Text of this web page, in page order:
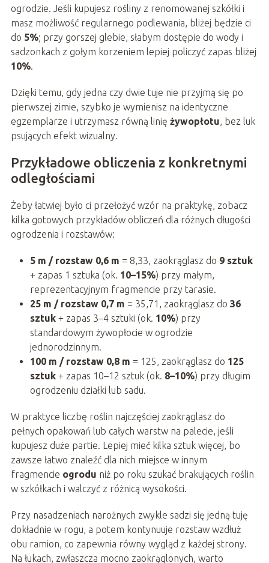
ogrodzie. Jeśli kupujesz rośliny z renomowanej szkółki i
masz możliwość regularnego podlewania, bliżej będzie ci
do 5%; przy gorszej glebie, słabym dostępie do wody i
sadzonkach z gołym korzeniem lepiej policzyć zapas bliżej
10%.
Dzięki temu, gdy jedna czy dwie tuje nie przyjmą się po
pierwszej zimie, szybko je wymienisz na identyczne
egzemplarze i utrzymasz równą linię żywopłotu , bez luk
psujących efekt wizualny.
Przykładowe obliczenia z konkretnymi
odległościami
Żeby łatwiej było ci przełożyć wzór na praktykę, zobacz
kilka gotowych przykładów obliczeń dla różnych długości
ogrodzenia i rozstawów:
5 m / rozstaw 0,6 m = 8,33, zaokrąglasz do 9 sztuk
+ zapas 1 sztuka (ok. 10–15%) przy małym,
reprezentacyjnym fragmencie przy tarasie.
25 m / rozstaw 0,7 m = 35,71, zaokrąglasz do 36
sztuk+ zapas 3–4 sztuki (ok. 10%) przy
standardowym żywopłocie w ogrodzie
jednorodzinnym.
100 m / rozstaw 0,8 m = 125, zaokrąglasz do 125
sztuk+ zapas 10–12 sztuk (ok. 8–10%) przy długim
ogrodzeniu działki lub sadu.
W praktyce liczbę roślin najczęściej zaokrąglasz do
pełnych opakowań lub całych warstw na palecie, jeśli
kupujesz duże partie. Lepiej mieć kilka sztuk więcej, bo
zawsze łatwo znaleźć dla nich miejsce w innym
fragmencie ogrodu niż po roku szukać brakujących roślin
w szkółkach i walczyć z różnicą wysokości.
Przy nasadzeniach narożnych zwykle sadzi się jedną tuję
dokładnie w rogu, a potem kontynuuje rozstaw wzdłuż
obu ramion, co zapewnia równy wygląd z każdej strony.
Na łukach, zwłaszcza mocno zaokrąglonych, warto